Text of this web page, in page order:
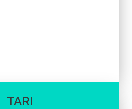
TARI